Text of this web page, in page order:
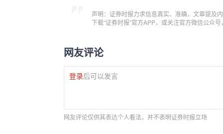
声明：证券时报力求信息真实、准确，文章提及
下载“证券时报”官方APP，或关注官方微信公众
网友评论
登录后可以发言
网友评论仅供其表达个人看法，并不表明证券时报立场